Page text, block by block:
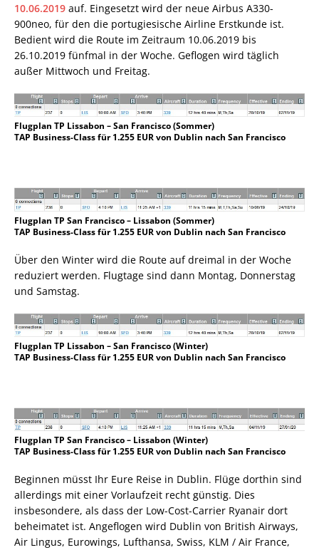
10.06.2019 auf. Eingesetzt wird der neue Airbus A330-
900neo, für den die portugiesische Airline Erstkunde ist.
Bedient wird die Route im Zeitraum 10.06.2019 bis
26.10.2019 fünfmal in der Woche. Geflogen wird täglich
außer Mittwoch und Freitag.
Flugplan TP Lissabon – San Francisco (Sommer)
TAP Business-Class für 1.255 EUR von Dublin nach San Francisco
Flugplan TP San Francisco – Lissabon (Sommer)
TAP Business-Class für 1.255 EUR von Dublin nach San Francisco
Über den Winter wird die Route auf dreimal in der Woche
reduziert werden. Flugtage sind dann Montag, Donnerstag
und Samstag.
Flugplan TP Lissabon – San Francisco (Winter)
TAP Business-Class für 1.255 EUR von Dublin nach San Francisco
Flugplan TP San Francisco – Lissabon (Winter)
TAP Business-Class für 1.255 EUR von Dublin nach San Francisco
Beginnen müsst Ihr Eure Reise in Dublin. Flüge dorthin sind
allerdings mit einer Vorlaufzeit recht günstig. Dies
insbesondere, als dass der Low-Cost-Carrier Ryanair dort
beheimatet ist. Angeflogen wird Dublin von British Airways,
Air Lingus, Eurowings, Lufthansa, Swiss, KLM / Air France,